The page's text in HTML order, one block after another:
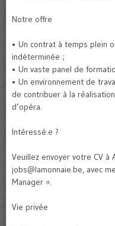
Notre offre
• Un contrat à temps plein
indéterminée ;
• Un vaste panel de
• Un environnement de
de contribuer à la
d’opéra.
Intéressé.e ?
Veuillez envoyer votre CV à
jobs@lamonnaie.be, avec
Manager ».
Vie privée